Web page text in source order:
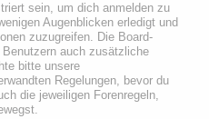
sein, um dich anmelden zu
Augenblicken erledigt und
zuzugreifen. Die Board-
auch zusätzliche
bitte unsere
Regelungen, bevor du
die jeweiligen Forenregeln,